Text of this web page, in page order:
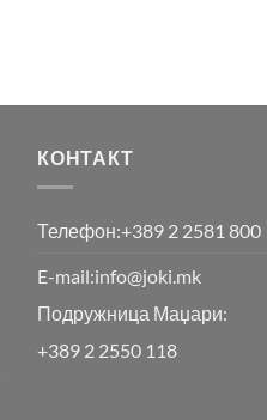
КОНТАКТ
Телефон:+389 2 2581 800
E-mail:info@joki.mk
Подружница Маџари:
+389 2 2550 118